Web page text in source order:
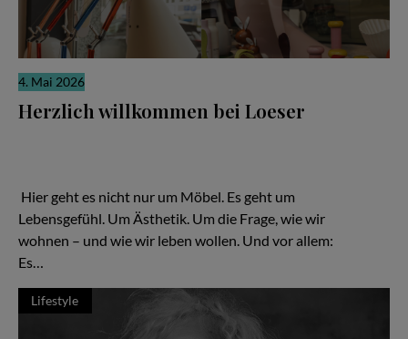
4. Mai 2026
Herzlich willkommen bei Loeser
Hier geht es nicht nur um Möbel. Es geht um
Lebensgefühl. Um Ästhetik. Um die Frage, wie wir
wohnen – und wie wir leben wollen. Und vor allem:
Es…
Lifestyle